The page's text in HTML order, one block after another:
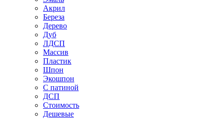
Акрил
Береза
Дерево
Дуб
ЛДСП
Массив
Пластик
Шпон
Экошпон
С патиной
ДСП
Стоимость
Дешевые